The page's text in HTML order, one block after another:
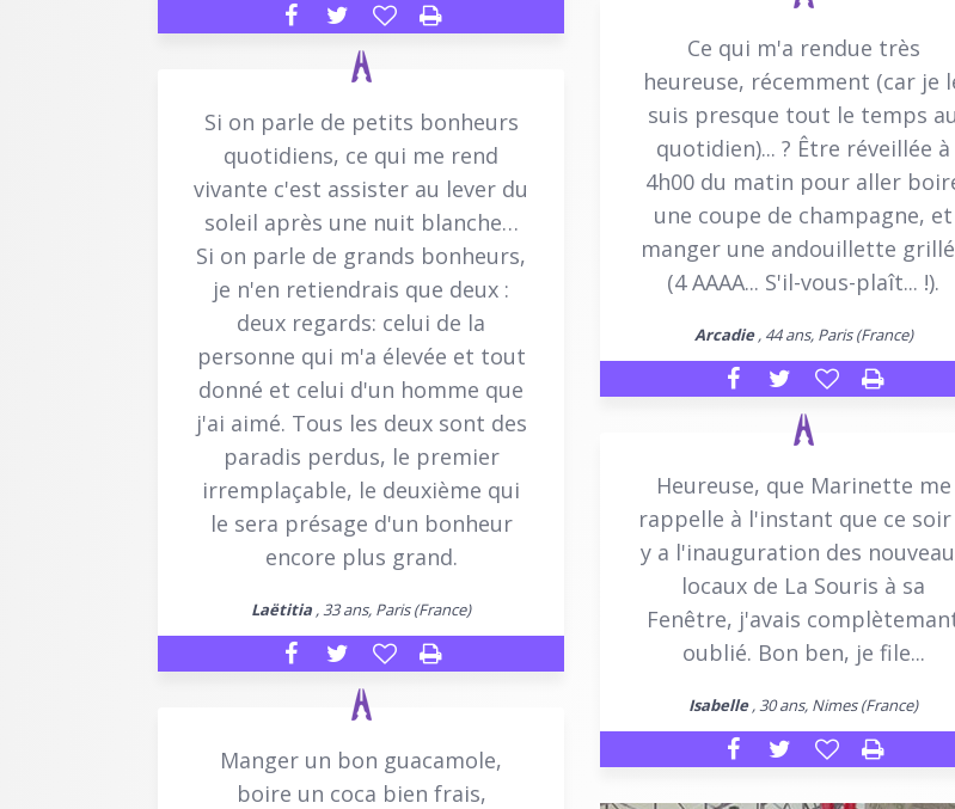
Ce qui m'a rendue très
heureuse, récemment (car je
suis presque tout le temps au
quotidien)... ? Être réveillée à
4h00 du matin pour aller
une coupe de champagne, et
manger une andouillette
(4 AAAA... S'il-vous-plaît... !).
Arcadie, 44 ans, Paris (France)
Si on parle de petits bonheurs
quotidiens, ce qui me rend
vivante c'est assister au lever du
soleil après une nuit blanche…
Si on parle de grands bonheurs,
je n'en retiendrais que deux :
deux regards: celui de la
personne qui m'a élevée et tout
donné et celui d'un homme que
j'ai aimé. Tous les deux sont des
paradis perdus, le premier
irremplaçable, le deuxième qui
le sera présage d'un bonheur
encore plus grand.
Laëtitia , 33 ans, Paris (France)
Heureuse, que Marinette me
rappelle à l'instant que ce
y a l'inauguration des
locaux de La Souris à sa
Fenêtre, j'avais
oublié. Bon ben, je file...
Isabelle, 30 ans, Nimes (France)
Manger un bon guacamole,
boire un coca bien frais,